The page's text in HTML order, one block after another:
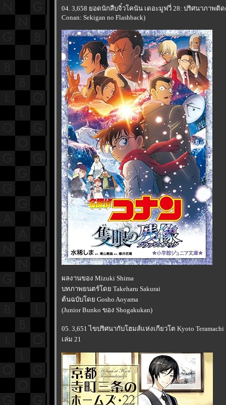
04. 3,658 ยอดนักสืบจิ๋วโคนัน เดอะมูฟวี่ 28: ปริศนาภาพติ
Conan: Sekigan no Flashback)
ผลงานของ Mizuki Shima
บทภาพยนตร์โดย Takeharu Sakurai
ต้นฉบับโดย Gosho Aoyama
(Junior Bunko ของ Shogakukan)
05. 3,651 ไขปริศนากับโฮมส์แห่งเกียวโต Kyoto Teramachi
เล่ม 21